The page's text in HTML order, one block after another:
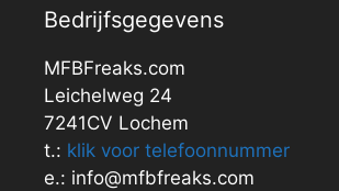
Bedrijfsgegevens
MFBFreaks.com
Leichelweg 24
7241CV Lochem
t.: klik voor telefoonnummer
e.: info@mfbfreaks.com